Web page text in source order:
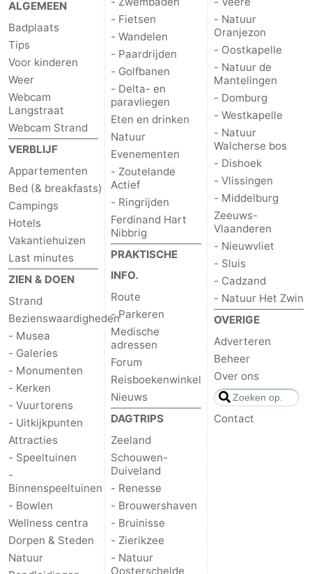
ALGEMEEN
Badplaats
Tips
Voor kinderen
Weer
Webcam
Langstraat
Webcam Strand
VERBLIJF
Appartementen
Bed (& breakfasts)
Campings
Hotels
Vakantiehuizen
Last minutes
ZIEN & DOEN
Strand
Bezienswaardigheden
- Musea
- Galeries
- Monumenten
- Kerken
- Vuurtorens
- Uitkijkpunten
Attracties
- Speeltuinen
-
Binnenspeeltuinen
- Bowlen
Wellness centra
Dorpen & Steden
Natuur
- Fietsen
- Wandelen
- Paardrijden
- Golfbanen
- Delta- en
paravliegen
Eten en drinken
Natuur
Evenementen
- Zoutelande
Actief
- Ringrijden
Ferdinand Hart
Nibbrig
PRAKTISCHE
INFO.
Route
- Parkeren
Medische
adressen
Forum
Reisboekenwinkel
Nieuws
DAGTRIPS
Zeeland
Schouwen-
Duiveland
- Renesse
- Brouwershaven
- Bruinisse
- Zierikzee
- Natuur
Oosterschelde
- Natuur
Oranjezon
- Oostkapelle
- Natuur de
Mantelingen
- Domburg
- Westkapelle
- Natuur
Walcherse bos
- Dishoek
- Vlissingen
- Middelburg
Zeeuws-
Vlaanderen
- Nieuwvliet
- Sluis
- Cadzand
- Natuur Het Zwin
OVERIGE
Adverteren
Beheer
Over ons
Contact